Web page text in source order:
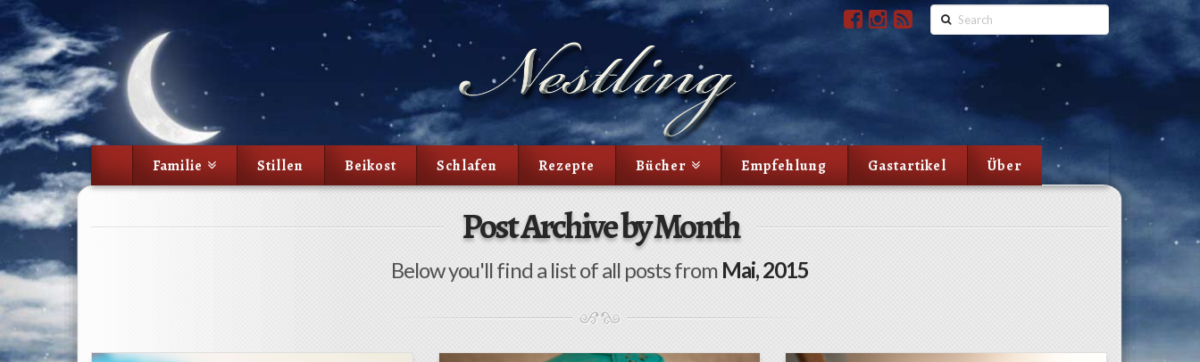
Search
Familie Stillen Beikost Schlafen Rezepte Bücher Empfehlung Gastartikel Über
Post Archive by Month
Below you'll find a list of all posts from Mai, 2015